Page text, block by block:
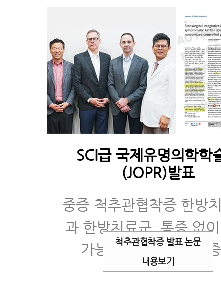
SCI급 국제유명의학학
(JOPR)발표
중증 척추관협착증 한방
과 한방치료군, 통증 없
가능거리 11배 이상
척추관협착증 발표 논문
내용보기